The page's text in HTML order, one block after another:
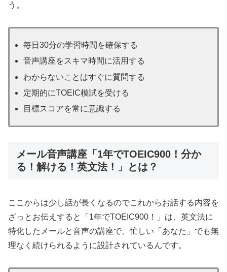
う。
毎日30分の学習時間を確保する
音声講座をスキマ時間に活用する
わからないことはすぐに質問する
定期的にTOEIC模試を受ける
目標スコアを常に意識する
メール音声講座「1年でTOEIC900！分か
る！解ける！英文法！」とは？
ここからは少し話が長くなるのでこれからお話する内容を
ざっとお伝えすると「1年でTOEIC900！」は、英文法に
特化したメールと音声の講座で、忙しい「あなた」でも無
理なく続けられるように設計されているんです。